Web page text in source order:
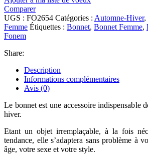
Comparer
UGS : FO2654 Catégories : Automne-Hiver,
Femme Étiquettes : Bonnet, Bonnet Femme,
Fonem
Share:
Description
Informations complémentaires
Avis (0)
Le bonnet est une accessoire indispensable
hiver.
Etant un objet irremplaçable, à la fois
tendance, elle s’adaptera sans problème à
âge, votre sexe et votre style.